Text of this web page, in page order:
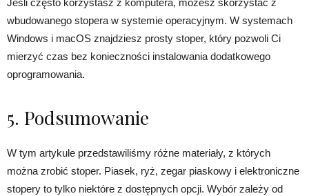
Jeśli często korzystasz z komputera, możesz skorzystać z
wbudowanego stopera w systemie operacyjnym. W systemach
Windows i macOS znajdziesz prosty stoper, który pozwoli Ci
mierzyć czas bez konieczności instalowania dodatkowego
oprogramowania.
5. Podsumowanie
W tym artykule przedstawiliśmy różne materiały, z których
można zrobić stoper. Piasek, ryż, zegar piaskowy i elektroniczne
stopery to tylko niektóre z dostępnych opcji. Wybór zależy od